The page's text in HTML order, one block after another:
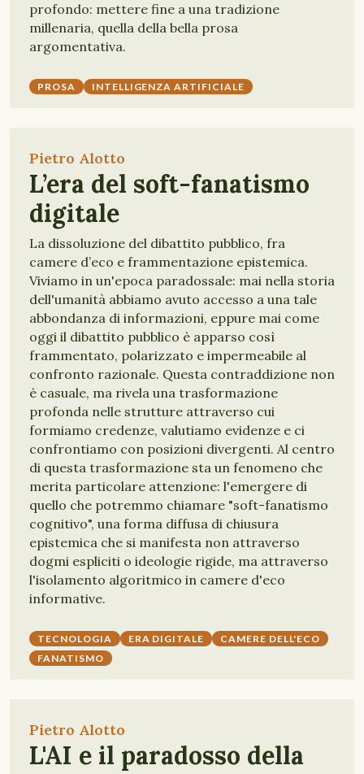
profondo: mettere fine a una tradizione
millenaria, quella della bella prosa
argomentativa.
PROSA INTELLIGENZA ARTIFICIALE
Pietro Alotto
L’era del soft-fanatismo
digitale
La dissoluzione del dibattito pubblico, fra
camere d’eco e frammentazione epistemica.
Viviamo in un'epoca paradossale: mai nella storia
dell'umanità abbiamo avuto accesso a una tale
abbondanza di informazioni, eppure mai come
oggi il dibattito pubblico è apparso così
frammentato, polarizzato e impermeabile al
confronto razionale. Questa contraddizione non
è casuale, ma rivela una trasformazione
profonda nelle strutture attraverso cui
formiamo credenze, valutiamo evidenze e ci
confrontiamo con posizioni divergenti. Al centro
di questa trasformazione sta un fenomeno che
merita particolare attenzione: l'emergere di
quello che potremmo chiamare "soft-fanatismo
cognitivo", una forma diffusa di chiusura
epistemica che si manifesta non attraverso
dogmi espliciti o ideologie rigide, ma attraverso
l'isolamento algoritmico in camere d'eco
informative.
TECNOLOGIA ERA DIGITALE
CAMERE DELL'ECO
FANATISMO
Pietro Alotto
L'AI e il paradosso della